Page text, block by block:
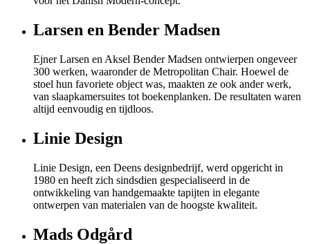
Larsen en Bender Madsen
Ejner Larsen en Aksel Bender Madsen ontwierpen ongeveer
300 werken, waaronder de Metropolitan Chair. Hoewel de
stoel hun favoriete object was, maakten ze ook ander werk,
van slaapkamersuites tot boekenplanken. De resultaten waren
altijd eenvoudig en tijdloos.
Linie Design
Linie Design, een Deens designbedrijf, werd opgericht in
1980 en heeft zich sindsdien gespecialiseerd in de
ontwikkeling van handgemaakte tapijten in elegante
ontwerpen van materialen van de hoogste kwaliteit.
Mads Odgård